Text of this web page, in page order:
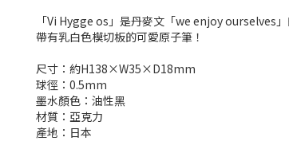
「Vi Hygge os」是丹麥文「we enjoy ourselves
帶有乳白色模切板的可愛原子筆！
尺寸：約H138×W35×D18mm
球徑：0.5mm
墨水顏色：油性黑
材質：亞克力
產地：日本